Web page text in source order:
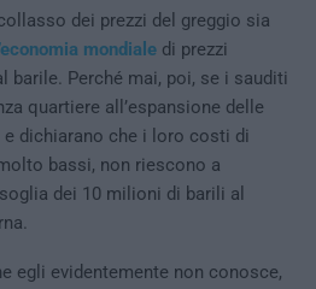
dei prezzi del greggio sia
mondiale di prezzi
barile. Perché mai, poi, se i sauditi
quartiere all’espansione delle
dichiarano che i loro costi di
bassi, non riescono a
dei 10 milioni di barili al
egli evidentemente non conosce,